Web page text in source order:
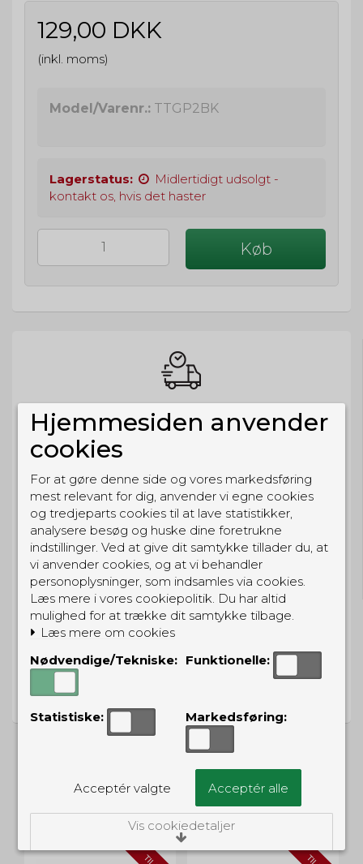
129,00 DKK
(inkl. moms)
Model/Varenr.: TTGP2BK
Lagerstatus:
Midlertidigt udsolgt -
kontakt os, hvis det haster
Køb
BESTIL NU
så sender vi om 21t 56m 16s
Eller hent i butikken til kl. 17:00
GRATIS LEVERING
Til pakkeboks ved køb for 399 kr.
Gratis hjemmelevering for 699 kr.
ALTERNATIVE PRODUKTER
Hjemmesiden anvender
cookies
For at gøre denne side og vores markedsføring
mest relevant for dig, anvender vi egne cookies
og tredjeparts cookies til at lave statistikker,
analysere besøg og huske dine foretrukne
indstillinger. Ved at give dit samtykke tillader du, at
vi anvender cookies, og at vi behandler
personoplysninger, som indsamles via cookies.
Læs mere i vores cookiepolitik. Du har altid
mulighed for at trække dit samtykke tilbage.
Læs mere om cookies
Nødvendige/Tekniske: Funktionelle:
Statistiske: Markedsføring:
Acceptér valgte Acceptér alle
Vis cookiedetaljer